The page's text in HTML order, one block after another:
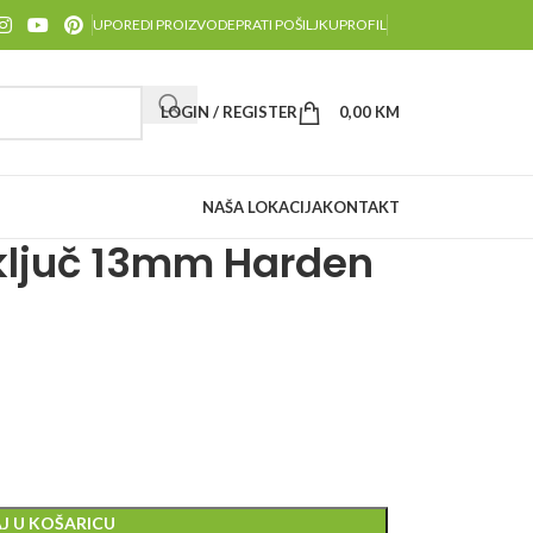
UPOREDI PROIZVODEPRATI POŠILJKUPROFIL
LOGIN / REGISTER 0,00 KM
NAŠA LOKACIJAKONTAKT
13mm Harden
U KOŠARICU